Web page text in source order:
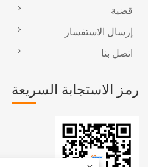
قضية
إرسال الاستفسار
اتصل بنا
رمز الاستجابة السريعة